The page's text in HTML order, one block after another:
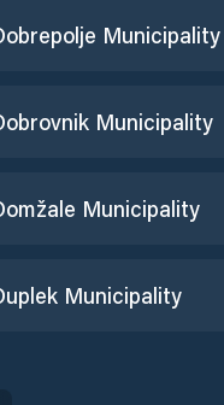
Municipality
Municipality
Municipality
Municipality